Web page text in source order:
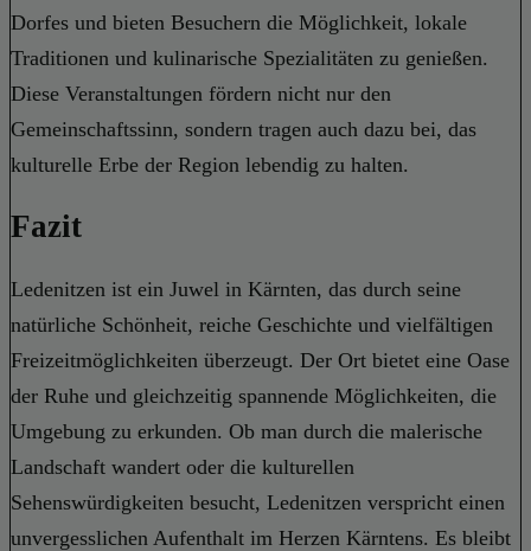
Dorfes und bieten Besuchern die Möglichkeit, lokale
Traditionen und kulinarische Spezialitäten zu genießen.
Diese Veranstaltungen fördern nicht nur den
Gemeinschaftssinn, sondern tragen auch dazu bei, das
kulturelle Erbe der Region lebendig zu halten.
Fazit
Ledenitzen ist ein Juwel in Kärnten, das durch seine
natürliche Schönheit, reiche Geschichte und vielfältigen
Freizeitmöglichkeiten überzeugt. Der Ort bietet eine Oase
der Ruhe und gleichzeitig spannende Möglichkeiten, die
Umgebung zu erkunden. Ob man durch die malerische
Landschaft wandert oder die kulturellen
Sehenswürdigkeiten besucht, Ledenitzen verspricht einen
unvergesslichen Aufenthalt im Herzen Kärntens. Es bleibt